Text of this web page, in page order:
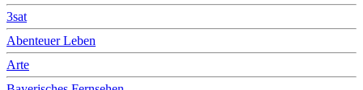
3sat
Abenteuer Leben
Arte